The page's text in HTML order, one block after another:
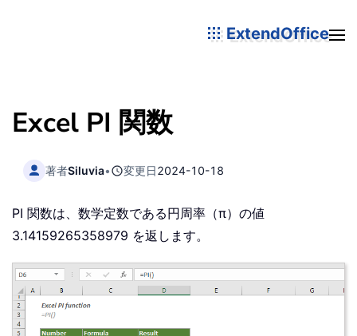
ExtendOffice
Excel PI 関数
著者Siluvia• 変更日2024-10-18
PI 関数は、数学定数である円周率（π）の値
3.14159265358979 を返します。